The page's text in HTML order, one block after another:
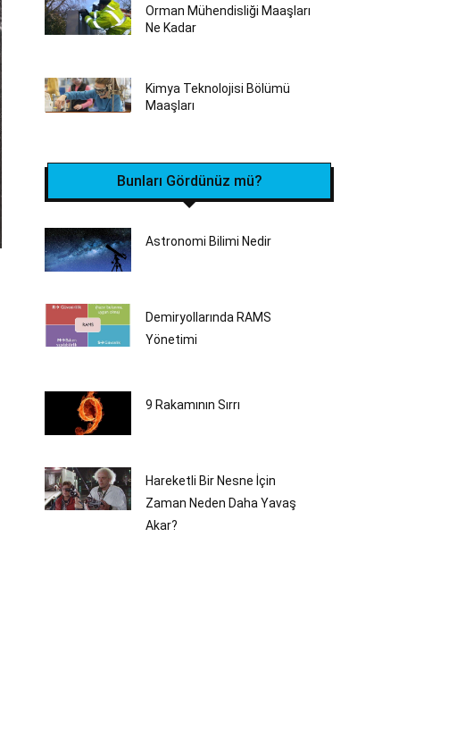
Orman Mühendisliği Maaşları
Ne Kadar
Kimya Teknolojisi Bölümü
Maaşları
Bunları Gördünüz mü?
Astronomi Bilimi Nedir
Demiryollarında RAMS
Yönetimi
9 Rakamının Sırrı
Hareketli Bir Nesne İçin
Zaman Neden Daha Yavaş
Akar?